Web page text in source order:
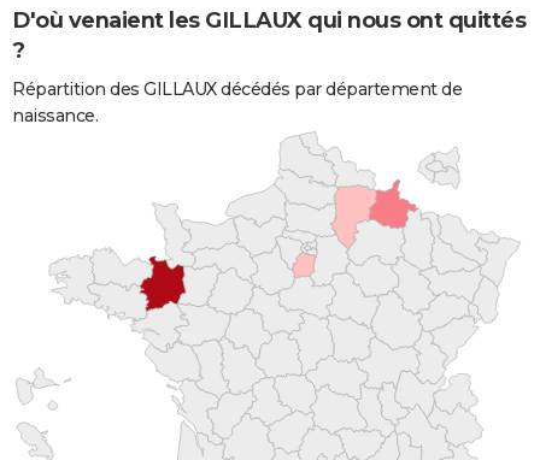
D'où venaient les GILLAUX qui nous ont quittés
?
Répartition des GILLAUX décédés par département de
naissance.